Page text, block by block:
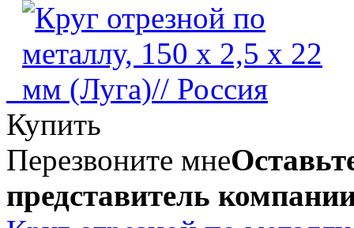
Купить
Перезвоните мне
представитель